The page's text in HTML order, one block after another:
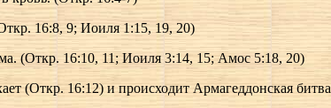
16:8, 9; Иоиля 1:15, 19, 20)
(Откр. 16:10, 11; Иоиля 3:14, 15; Амос 5:18, 20)
(Откр. 16:12) и происходит Армагеддонская